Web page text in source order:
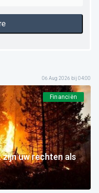
06 Aug 2026 bij 04:00
Financiën
zijn uw rechten als